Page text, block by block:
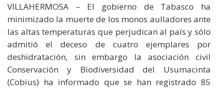
VILLAHERMOSA – El gobierno de Tabasco ha
minimizado la muerte de los monos aulladores ante
las altas temperaturas que perjudican al país y sólo
admitió el deceso de cuatro ejemplares por
deshidratación, sin embargo la asociación civil
Conservación y Biodiversidad del Usumacinta
(Cobius) ha informado que se han registrado 85